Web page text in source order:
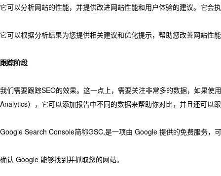
它可以分析网站的性能，并提供改进网站性能和用户体验的建议。它
它可以根据分析结果为您提供相关建议和优化提示，帮助您改善网站
跟踪阶段
我们需要跟踪SEO的效果。这一点上，需要关注非常多的数据，如果
Analytics），它可以添加报告中不同的数据来帮助你对比，并且还可以
Google Search Console简称GSC,是一项由 Google 提供的免费服务，
确认 Google 能够找到并抓取您的网站。